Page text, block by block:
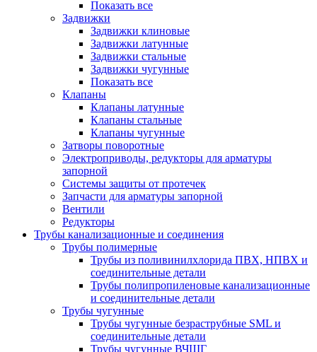
Показать все
Задвижки
Задвижки клиновые
Задвижки латунные
Задвижки стальные
Задвижки чугунные
Показать все
Клапаны
Клапаны латунные
Клапаны стальные
Клапаны чугунные
Затворы поворотные
Электроприводы, редукторы для арматуры
запорной
Системы защиты от протечек
Запчасти для арматуры запорной
Вентили
Редукторы
Трубы канализационные и соединения
Трубы полимерные
Трубы из поливинилхлорида ПВХ, НПВХ и
соединительные детали
Трубы полипропиленовые канализационные
и соединительные детали
Трубы чугунные
Трубы чугунные безраструбные SML и
соединительные детали
Трубы чугунные ВЧШГ